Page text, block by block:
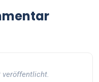
veröffentlicht.